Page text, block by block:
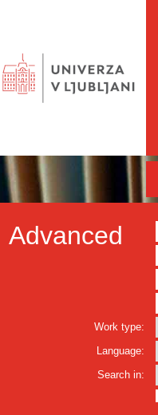
Advanced
Work type:
Language:
Search in: